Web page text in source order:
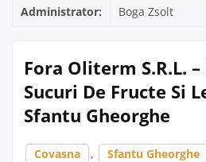
Administrator: Boga Zsolt
Fora Oliterm S.R.L.
Sucuri De Fructe Si
Sfantu Gheorghe
Covasna , Sfantu Gheorghe